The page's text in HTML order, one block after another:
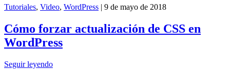
Tutoriales, Video, WordPress | 9 de mayo de 2018
Cómo forzar actualización de CSS en
WordPress
Seguir leyendo